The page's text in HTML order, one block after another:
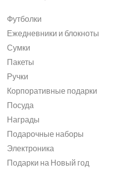
Футболки
Ежедневники и блокноты
Сумки
Пакеты
Ручки
Корпоративные подарки
Посуда
Награды
Подарочные наборы
Электроника
Подарки на Новый год